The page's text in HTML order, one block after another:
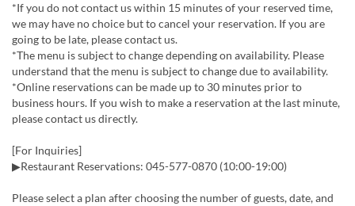
*If you do not contact us within 15 minutes of your reserved time,
we may have no choice but to cancel your reservation. If you are
going to be late, please contact us.
*The menu is subject to change depending on availability. Please
understand that the menu is subject to change due to availability.
*Online reservations can be made up to 30 minutes prior to
business hours. If you wish to make a reservation at the last minute,
please contact us directly.
[For Inquiries]
▶Restaurant Reservations: 045-577-0870 (10:00-19:00)
Please select a plan after choosing the number of guests, date, and